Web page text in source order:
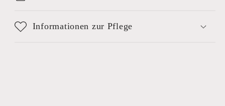
Informationen zur Pflege